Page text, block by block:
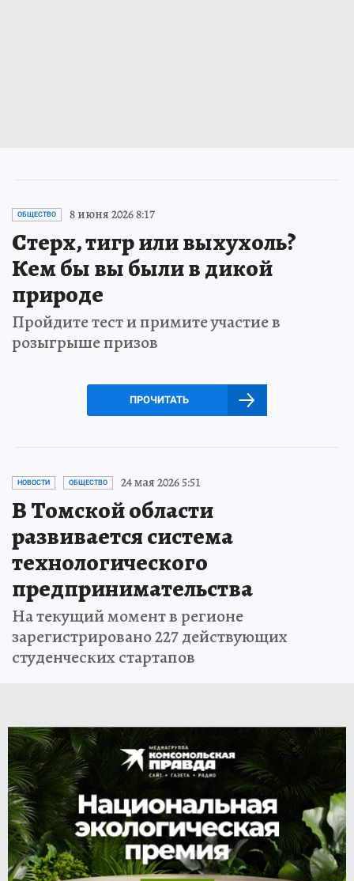
ОБЩЕСТВО 8 июня 2026 8:17
Стерх, тигр или выхухоль?
Кем бы вы были в дикой
природе
Пройдите тест и примите участие в
розыгрыше призов
ПРОЧИТАТЬ
НОВОСТИ ОБЩЕСТВО 24 мая 2026 5:51
В Томской области
развивается система
технологического
предпринимательства
На текущий момент в регионе
зарегистрировано 227 действующих
студенческих стартапов